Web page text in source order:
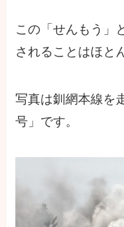
この「せんもう」
されることはほと
写真は釧網本線を
号」です。